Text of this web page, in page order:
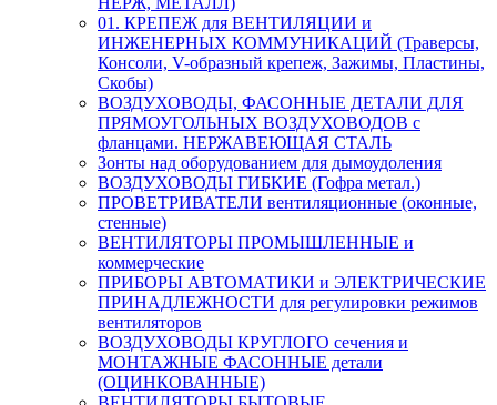
01. КРЕПЕЖ для ВЕНТИЛЯЦИИ и
ИНЖЕНЕРНЫХ КОММУНИКАЦИЙ (Траверсы,
Консоли, V-образный крепеж, Зажимы, Пластины,
Скобы)
ВОЗДУХОВОДЫ, ФАСОННЫЕ ДЕТАЛИ ДЛЯ
ПРЯМОУГОЛЬНЫХ ВОЗДУХОВОДОВ с
фланцами. НЕРЖАВЕЮЩАЯ СТАЛЬ
Зонты над оборудованием для дымоудоления
ВОЗДУХОВОДЫ ГИБКИЕ (Гофра метал.)
ПРОВЕТРИВАТЕЛИ вентиляционные (оконные,
стенные)
ВЕНТИЛЯТОРЫ ПРОМЫШЛЕННЫЕ и
коммерческие
ПРИБОРЫ АВТОМАТИКИ и ЭЛЕКТРИЧЕСКИЕ
ПРИНАДЛЕЖНОСТИ для регулировки режимов
вентиляторов
ВОЗДУХОВОДЫ КРУГЛОГО сечения и
МОНТАЖНЫЕ ФАСОННЫЕ детали
(ОЦИНКОВАННЫЕ)